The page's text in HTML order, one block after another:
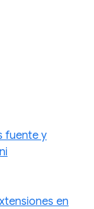
fuente y
en